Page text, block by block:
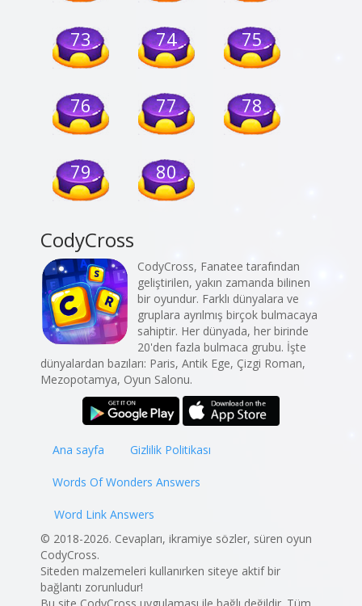
73 74 75
76 77 78
79 80
CodyCross
CodyCross, Fanatee tarafından
geliştirilen, yakın zamanda bilinen
bir oyundur. Farklı dünyalara ve
gruplara ayrılmış birçok bulmacaya
sahiptir. Her dünyada, her birinde
20'den fazla bulmaca grubu. İşte
dünyalardan bazıları: Paris, Antik Ege, Çizgi Roman,
Mezopotamya, Oyun Salonu.
Ana sayfa Gizlilik Politikası
Words Of Wonders Answers
Word Link Answers
© 2018-2026. Cevapları, ikramiye sözler, süren oyun
CodyCross.
Siteden malzemeleri kullanırken siteye aktif bir
bağlantı zorunludur!